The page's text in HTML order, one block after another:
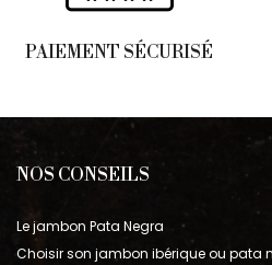
PAIEMENT SÉCURISÉ
NOS CONSEILS
Le jambon Pata Negra
Choisir son jambon ibérique ou pata